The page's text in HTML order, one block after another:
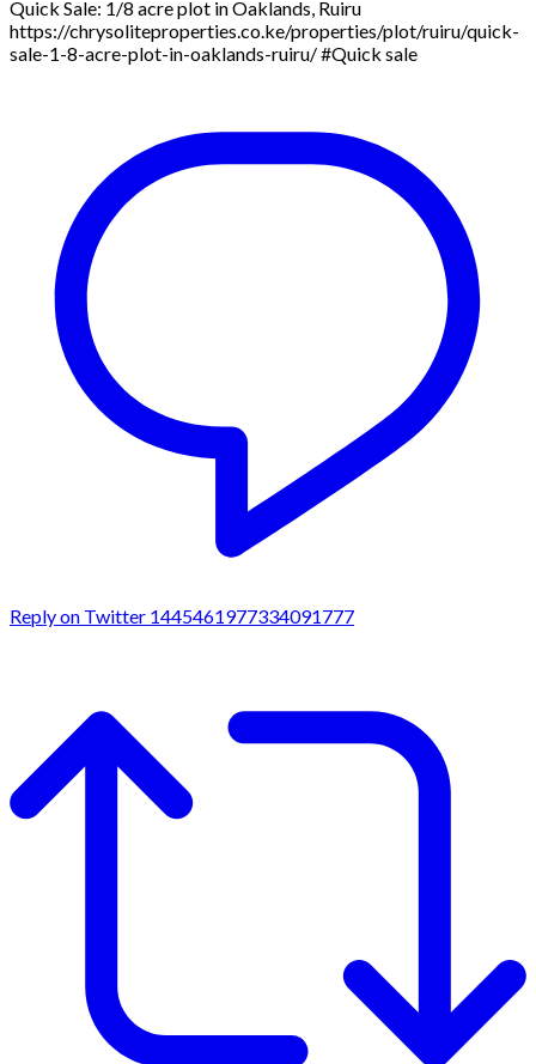
Quick Sale: 1/8 acre plot in Oaklands, Ruiru
https://chrysoliteproperties.co.ke/properties/plot/ruiru/quick-
sale-1-8-acre-plot-in-oaklands-ruiru/ #Quick sale
Reply on Twitter 1445461977334091777